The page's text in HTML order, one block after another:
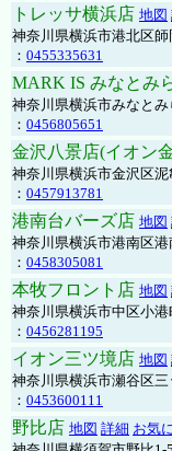
トレッサ横浜店 地図
神奈川県横浜市港北区
： 0455335631
MARK IS みなとみ
神奈川県横浜市みなと
： 0456805651
金沢八景店(イオン
神奈川県横浜市金沢区泥
： 0457913781
港南台バーズ店 地図
神奈川県横浜市港南区
： 0458305081
本牧フロント店 地図
神奈川県横浜市中区小
： 0456281195
イオン三ツ境店 地図
神奈川県横浜市瀬谷区
： 0453600111
野比店 地図 詳細 お気